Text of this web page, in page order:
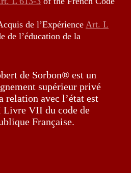
de l’Expérience Art. L
de l’éducation de la
de Sorbon® est un
supérieur privé
relation avec l’état est
VII du code de
Française.